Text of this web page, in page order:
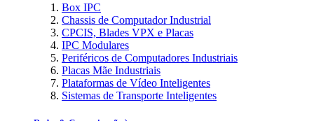
Box IPC
Chassis de Computador Industrial
CPCIS, Blades VPX e Placas
IPC Modulares
Periféricos de Computadores Industriais
Placas Mãe Industriais
Plataformas de Vídeo Inteligentes
Sistemas de Transporte Inteligentes